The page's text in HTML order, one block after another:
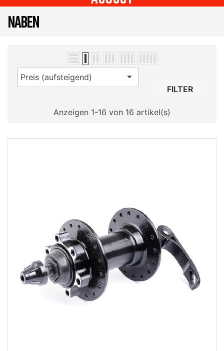
NABEN
Preis (aufsteigend) 
FILTER
Anzeigen 1-16 von 16 artikel(s)